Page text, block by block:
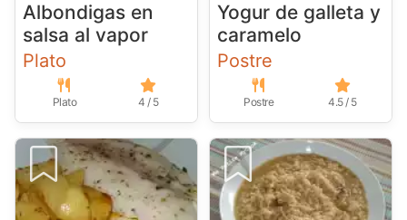
Albondigas en
salsa al vapor
Plato
Plato 4 / 5
Yogur de galleta y
caramelo
Postre
Postre 4.5 / 5